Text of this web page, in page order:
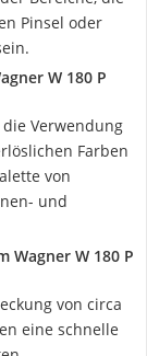
Pinsel oder
W 180 P
Verwendung
Farben
von
und
Wagner W 180 P
von circa
eine schnelle